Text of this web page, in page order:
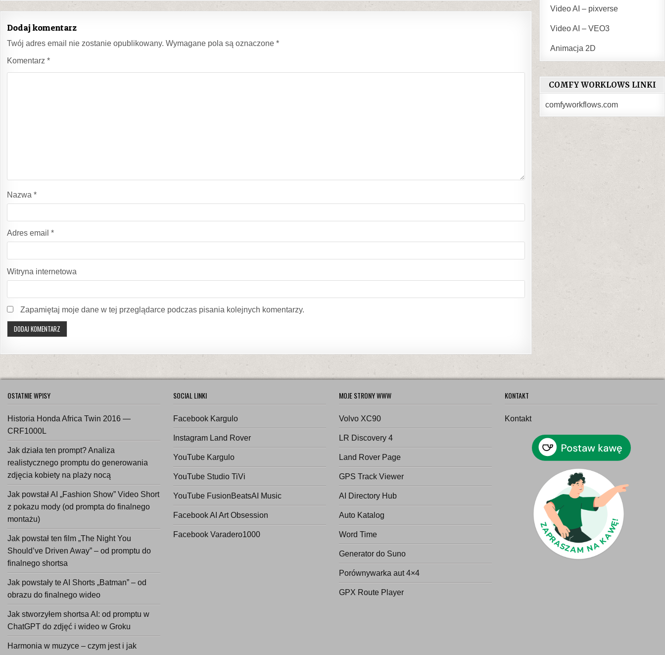
Dodaj komentarz
Twój adres email nie zostanie opublikowany. Wymagane pola są oznaczone *
Komentarz *
Nazwa *
Adres email *
Witryna internetowa
Zapamiętaj moje dane w tej przeglądarce podczas pisania kolejnych komentarzy.
Video AI – pixverse
Video AI – VEO3
Animacja 2D
COMFY WORKLOWS LINKI
comfyworkflows.com
OSTATNIE WPISY
Historia Honda Africa Twin 2016 —
CRF1000L
Jak działa ten prompt? Analiza
realistycznego promptu do generowania
zdjęcia kobiety na plaży nocą
Jak powstał AI „Fashion Show” Video Short
z pokazu mody (od prompta do finalnego
montażu)
Jak powstał ten film „The Night You
Should’ve Driven Away” – od promptu do
finalnego shortsa
Jak powstały te AI Shorts „Batman” – od
obrazu do finalnego wideo
Jak stworzyłem shortsa AI: od promptu w
ChatGPT do zdjęć i wideo w Groku
Harmonia w muzyce – czym jest i jak
SOCIAL LINKI
Facebook Kargulo
Instagram Land Rover
YouTube Kargulo
YouTube Studio TiVi
YouTube FusionBeatsAI Music
Facebook AI Art Obsession
Facebook Varadero1000
MOJE STRONY WWW
Volvo XC90
LR Discovery 4
Land Rover Page
GPS Track Viewer
AI Directory Hub
Auto Katalog
Word Time
Generator do Suno
Porównywarka aut 4×4
GPX Route Player
KONTAKT
Kontakt